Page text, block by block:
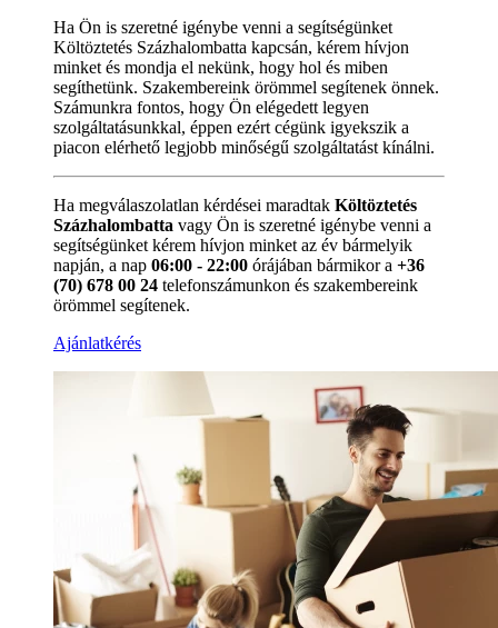
Ha Ön is szeretné igénybe venni a segítségünket
Költöztetés Százhalombatta kapcsán, kérem hívjon
minket és mondja el nekünk, hogy hol és miben
segíthetünk. Szakembereink örömmel segítenek önnek.
Számunkra fontos, hogy Ön elégedett legyen
szolgáltatásunkkal, éppen ezért cégünk igyekszik a
piacon elérhető legjobb minőségű szolgáltatást kínálni.
Ha megválaszolatlan kérdései maradtak Költöztetés
Százhalombatta vagy Ön is szeretné igénybe venni a
segítségünket kérem hívjon minket az év bármelyik
napján, a nap 06:00 - 22:00 órájában bármikor a +36
(70) 678 00 24 telefonszámunkon és szakembereink
örömmel segítenek.
Ajánlatkérés